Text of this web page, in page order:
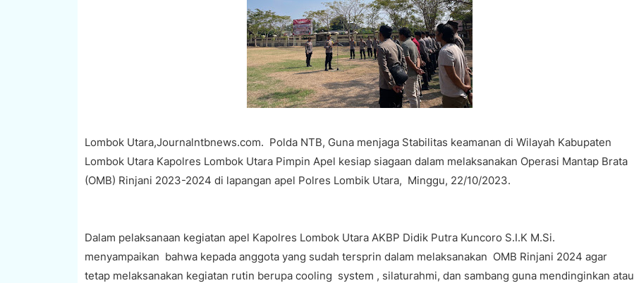
Lombok Utara,Journalntbnews.com. Polda NTB, Guna menjaga Stabilitas keamanan di Wilayah Kabupaten
Lombok Utara Kapolres Lombok Utara Pimpin Apel kesiap siagaan dalam melaksanakan Operasi Mantap Brata
(OMB) Rinjani 2023-2024 di lapangan apel Polres Lombik Utara, Minggu, 22/10/2023.
Dalam pelaksanaan kegiatan apel Kapolres Lombok Utara AKBP Didik Putra Kuncoro S.I.K M.Si.
menyampaikan bahwa kepada anggota yang sudah tersprin dalam melaksanakan OMB Rinjani 2024 agar
tetap melaksanakan kegiatan rutin berupa cooling system , silaturahmi, dan sambang guna mendinginkan atau